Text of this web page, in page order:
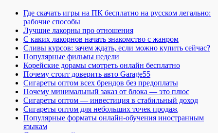
Где скачать игры на ПК бесплатно на русском легально:
рабочие способы
Лучшие лакорны про отношения
С каких лакорнов начать знакомство с жанром
Сливы курсов: зачем ждать, если можно купить сейчас?
Популярные фильмы недели
Корейские дорамы смотреть онлайн бесплатно
Почему стоит доверить авто Garage55
Сигареты оптом всех брендов без предоплаты
Почему минимальный заказ от блока — это плюс
Сигареты оптом — инвестиция в стабильный доход
Сигареты оптом для небольших точек продаж
Популярные форматы онлайн-обучения иностранным
языкам